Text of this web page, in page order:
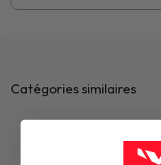
Catégories similaires